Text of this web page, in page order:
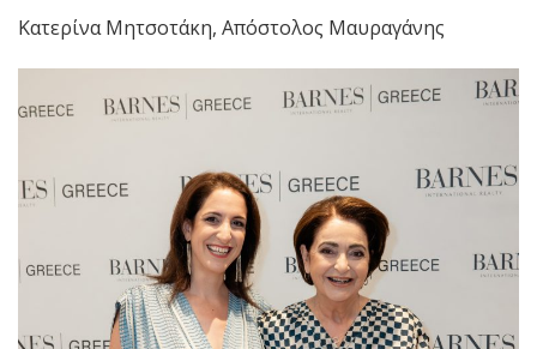
Κατερίνα Μητσοτάκη, Απόστολος Μαυραγάνης